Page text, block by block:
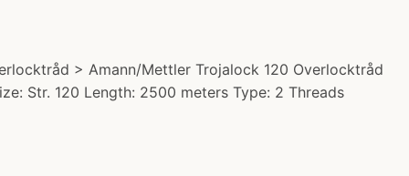
> Amann/Mettler Trojalock 120 Overlocktråd
Str. 120 Length: 2500 meters Type: 2 Threads